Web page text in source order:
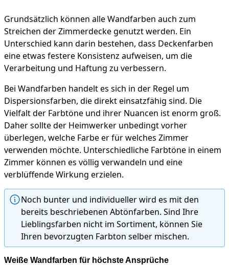
Grundsätzlich können alle Wandfarben auch zum
Streichen der Zimmerdecke genutzt werden. Ein
Unterschied kann darin bestehen, dass Deckenfarben
eine etwas festere Konsistenz aufweisen, um die
Verarbeitung und Haftung zu verbessern.
Bei Wandfarben handelt es sich in der Regel um
Dispersionsfarben, die direkt einsatzfähig sind. Die
Vielfalt der Farbtöne und ihrer Nuancen ist enorm groß.
Daher sollte der Heimwerker unbedingt vorher
überlegen, welche Farbe er für welches Zimmer
verwenden möchte. Unterschiedliche Farbtöne in einem
Zimmer können es völlig verwandeln und eine
verblüffende Wirkung erzielen.
Noch bunter und individueller wird es mit den
bereits beschriebenen Abtönfarben. Sind Ihre
Lieblingsfarben nicht im Sortiment, können Sie
Ihren bevorzugten Farbton selber mischen.
Weiße Wandfarben für höchste Ansprüche